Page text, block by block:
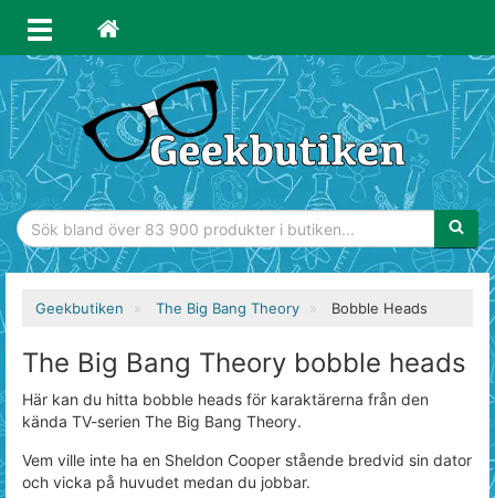
Geekbutiken The Big Bang Theory Bobble Heads
The Big Bang Theory bobble heads
Här kan du hitta bobble heads för karaktärerna från den
kända TV-serien The Big Bang Theory.
Vem ville inte ha en Sheldon Cooper stående bredvid sin dator
och vicka på huvudet medan du jobbar.